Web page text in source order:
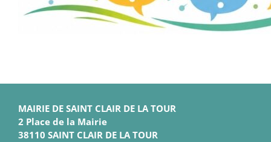
MAIRIE DE SAINT CLAIR DE LA TOUR
2 Place de la Mairie
38110 SAINT CLAIR DE LA TOUR